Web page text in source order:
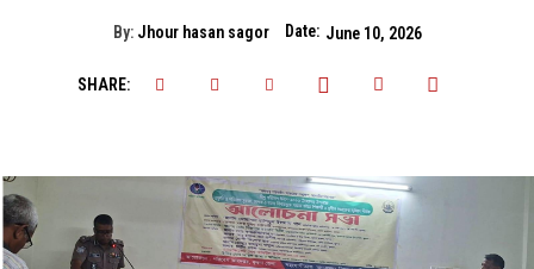
By: Jhour hasan sagor Date: June 10, 2026
SHARE: